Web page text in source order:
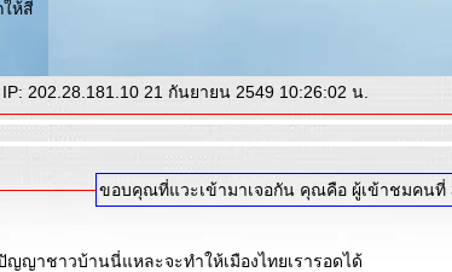
ห้สี
202.28.181.10 21 กันยายน 2549 10:26:02 น.
ขอบคุณที่แวะเข้ามาเจอกัน คุณคือ ผู้เข้าชมคนที่
ญญาชาวบ้านนี่แหละจะทำให้เมืองไทยเรารอดได้